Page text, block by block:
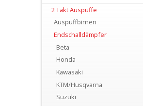
Auspuffe
Auspuffbirnen
Endschalldämpfer
2 Takt Auspuffe
Auspuffbirnen
Endschalldämpfer
Beta
Honda
Kawasaki
KTM/Husqvarna
Suzuki